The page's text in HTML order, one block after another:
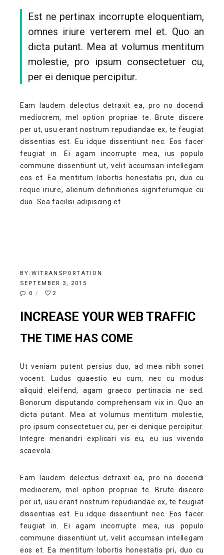
Est ne pertinax incorrupte eloquentiam,
omnes iriure verterem mel et. Quo an
dicta putant. Mea at volumus mentitum
molestie, pro ipsum consectetuer cu,
per ei denique percipitur.
Eam laudem delectus detraxit ea, pro no docendi
mediocrem, mel option propriae te. Brute discere
per ut, usu erant nostrum repudiandae ex, te feugiat
dissentias est. Eu idque dissentiunt nec. Eos facer
feugiat in. Ei agam incorrupte mea, ius populo
commune dissentiunt ut, velit accumsan intellegam
eos et. Ea mentitum lobortis honestatis pri, duo cu
reque iriure, alienum definitiones signiferumque cu
duo. Sea facilisi adipiscing et.
BY: WITRANSPORTATION
SEPTEMBER 3, 2015
0
2
INCREASE YOUR WEB TRAFFIC
THE TIME HAS COME
Ut veniam putent persius duo, ad mea nibh sonet
vocent. Ludus quaestio eu cum, nec cu modus
aliquid eleifend, agam graeco pertinacia ne sed.
Bonorum disputando comprehensam vix in. Quo an
dicta putant. Mea at volumus mentitum molestie,
pro ipsum consectetuer cu, per ei denique percipitur.
Integre menandri explicari vis eu, eu ius vivendo
scaevola.
Eam laudem delectus detraxit ea, pro no docendi
mediocrem, mel option propriae te. Brute discere
per ut, usu erant nostrum repudiandae ex, te feugiat
dissentias est. Eu idque dissentiunt nec. Eos facer
feugiat in. Ei agam incorrupte mea, ius populo
commune dissentiunt ut, velit accumsan intellegam
eos et. Ea mentitum lobortis honestatis pri, duo cu